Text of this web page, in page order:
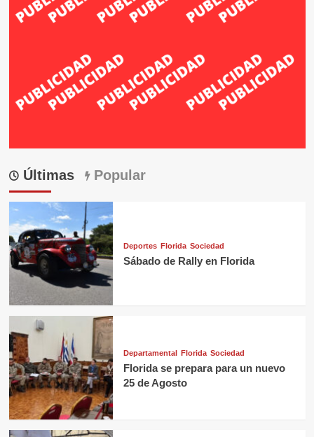
Últimas Popular
Deportes Florida Sociedad
Sábado de Rally en Florida
Departamental Florida Sociedad
Florida se prepara para un nuevo
25 de Agosto